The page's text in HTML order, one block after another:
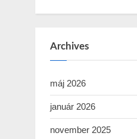
Archives
máj 2026
január 2026
november 2025